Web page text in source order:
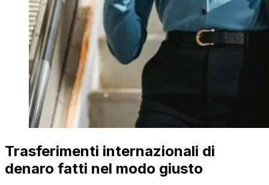
Trasferimenti internazionali di
denaro fatti nel modo giusto